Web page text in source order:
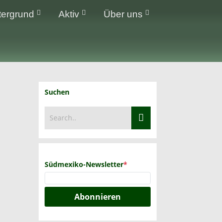
Aktiv Über uns
Suchen
Südmexiko-Newsletter*
Abonnieren